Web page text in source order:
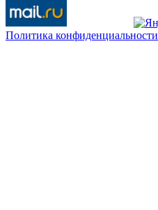
Политика конфиденциальности